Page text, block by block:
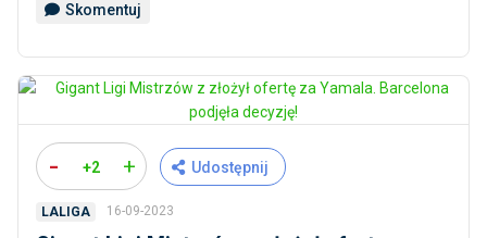
Skomentuj
- +2 + Udostępnij
LALIGA 16-09-2023